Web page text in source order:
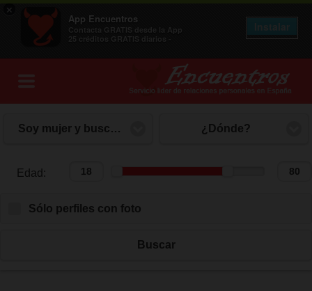
×
App Encuentros
Contacta GRATIS desde la App
25 créditos GRATIS diarios -
Soy mujer y busco hombre ¿Dónde?
Edad: Edad:
Sólo perfiles con foto
Buscar